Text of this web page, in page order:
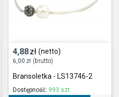
4,88zł (netto)
6,00 zł (brutto)
Bransoletka - LS13746-2
Dostępność: 993 szt.